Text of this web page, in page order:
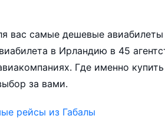
вас самые дешевые
в Ирландию в 45
Где именно
за вами.
рейсы из Габалы